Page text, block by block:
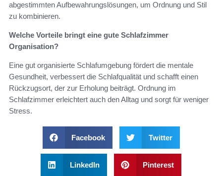
abgestimmten Aufbewahrungslösungen, um Ordnung und Stil
zu kombinieren.
Welche Vorteile bringt eine gute Schlafzimmer
Organisation?
Eine gut organisierte Schlafumgebung fördert die mentale
Gesundheit, verbessert die Schlafqualität und schafft einen
Rückzugsort, der zur Erholung beiträgt. Ordnung im
Schlafzimmer erleichtert auch den Alltag und sorgt für weniger
Stress.
Facebook Twitter
LinkedIn Pinterest